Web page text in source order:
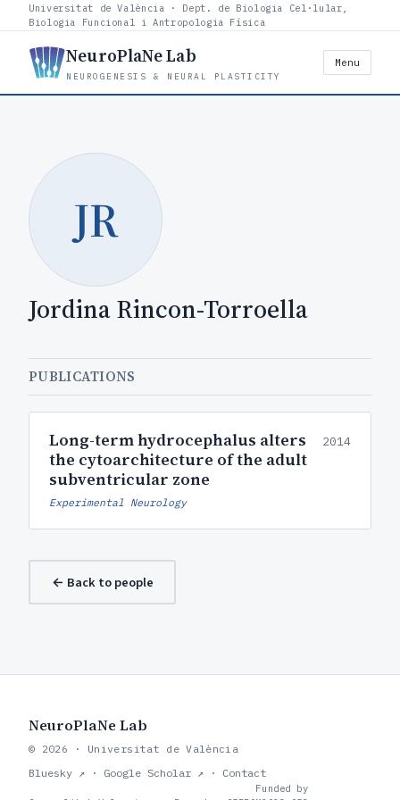
Universitat de València · Dept. de Biologia Cel·lular,
Biologia Funcional i Antropologia Física
NeuroPlaNe Lab
NEUROGENESIS & NEURAL PLASTICITY
Menu
JR
Jordina Rincon-Torroella
PUBLICATIONS
Long-term hydrocephalus alters
the cytoarchitecture of the adult
subventricular zone
2014
Experimental Neurology
← Back to people
NeuroPlaNe Lab
© 2026 · Universitat de València
Bluesky ↗ · Google Scholar ↗ · Contact
Funded by